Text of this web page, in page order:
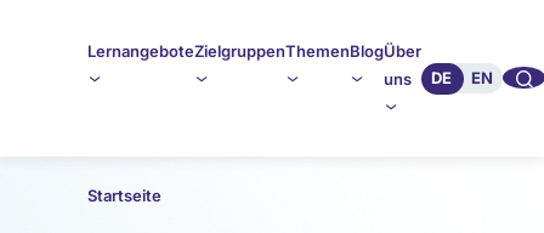
LernangeboteZielgruppenThemenBlogÜber
uns
DE EN 🔍︎︎
Startseite